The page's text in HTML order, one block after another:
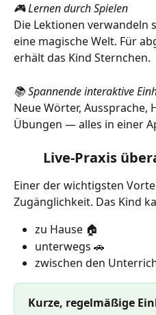
🎮 Lernen durch Spielen
Die Lektionen verwandeln
eine magische Welt. Für
erhält das Kind Sternchen.
📚 Spannende interaktive
Neue Wörter,
Übungen — alles in einer
Live-Praxis
Einer der wichtigsten
Zugänglichkeit. Das Kind
zu Hause 🏠
unterwegs 🚗
zwischen den
Kurze, regelmäßige